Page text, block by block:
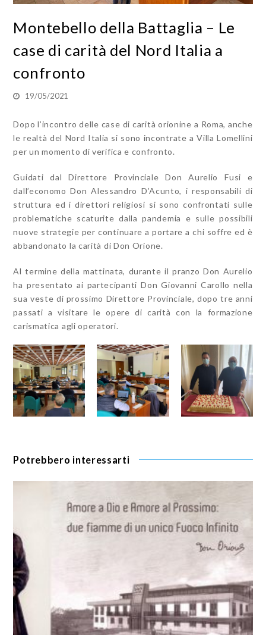
Montebello della Battaglia – Le
case di carità del Nord Italia a
confronto
19/05/2021
Dopo l’incontro delle case di carità orionine a Roma, anche
le realtà del Nord Italia si sono incontrate a Villa Lomellini
per un momento di verifica e confronto.
Guidati dal Direttore Provinciale Don Aurelio Fusi e
dall’economo Don Alessandro D’Acunto, i responsabili di
struttura ed i direttori religiosi si sono confrontati sulle
problematiche scaturite dalla pandemia e sulle possibili
nuove strategie per continuare a portare a chi soffre ed è
abbandonato la carità di Don Orione.
Al termine della mattinata, durante il pranzo Don Aurelio
ha presentato ai partecipanti Don Giovanni Carollo nella
sua veste di prossimo Direttore Provinciale, dopo tre anni
passati a visitare le opere di carità con la formazione
carismatica agli operatori.
Potrebbero interessarti